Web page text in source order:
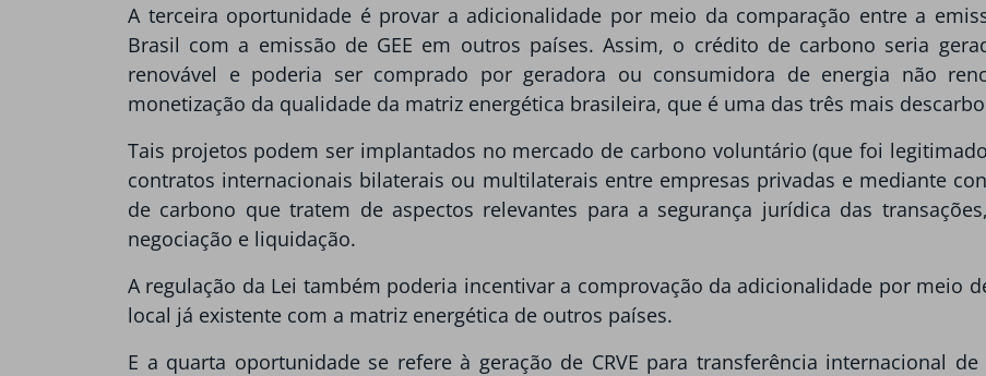
A terceira oportunidade é provar a adicionalidade por meio da comparação entre a
Brasil com a emissão de GEE em outros países. Assim, o crédito de carbono seria
renovável e poderia ser comprado por geradora ou consumidora de energia não
monetização da qualidade da matriz energética brasileira, que é uma das três mais
Tais projetos podem ser implantados no mercado de carbono voluntário (que foi
contratos internacionais bilaterais ou multilaterais entre empresas privadas e mediante
de carbono que tratem de aspectos relevantes para a segurança jurídica das
negociação e liquidação.
A regulação da Lei também poderia incentivar a comprovação da adicionalidade por meio
local já existente com a matriz energética de outros países.
E a quarta oportunidade se refere à geração de CRVE para transferência internacional